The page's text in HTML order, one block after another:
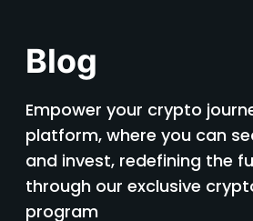
Blog
Empower your crypto
platform, where you can
and invest, redefining the
through our exclusive
program